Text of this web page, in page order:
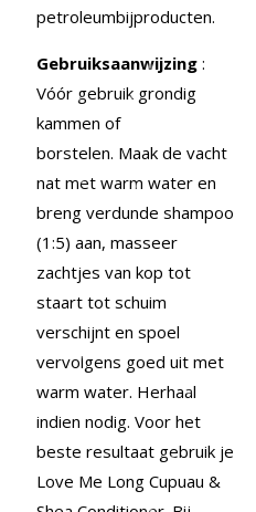
petroleumbijproducten.
Gebruiksaanwijzing :
Vóór gebruik grondig
kammen of
borstelen. Maak de vacht
nat met warm water en
breng verdunde shampoo
(1:5) aan, masseer
zachtjes van kop tot
staart tot schuim
verschijnt en spoel
vervolgens goed uit met
warm water. Herhaal
indien nodig. Voor het
beste resultaat gebruik je
Love Me Long Cupuau &